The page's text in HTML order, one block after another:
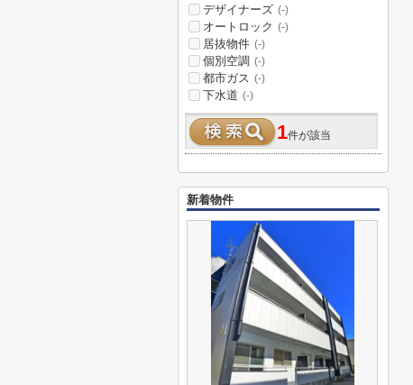
デザイナーズ (-)
オートロック (-)
居抜物件 (-)
個別空調 (-)
都市ガス (-)
下水道 (-)
1件が該当
新着物件